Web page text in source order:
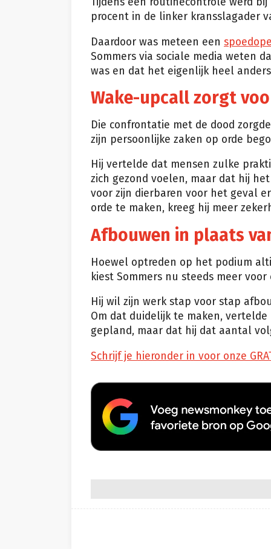
procent in de linker kransslagader
Daardoor was meteen een
Sommers via sociale media weten
was en dat het eigenlijk heel
Wake-upcall zorgt
Die confrontatie met de dood
zijn persoonlijke zaken op orde
Hij vertelde dat mensen zulke
zich gezond voelen, maar dat hij
voor zijn dierbaren voor het geval
orde te maken, kreeg hij meer
Afbouwen in plaats
Hoewel optreden op het podium
kiest Sommers nu steeds meer
Hij wil zijn werk stap voor stap
Om dat duidelijk te maken,
gepland, maar dat hij dat aantal
Schrijf je hieronder in voor onze